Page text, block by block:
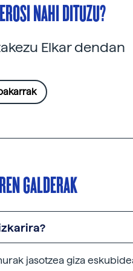
NAHI DITUZU?
Elkar dendan
GALDERAK
jasotzea giza